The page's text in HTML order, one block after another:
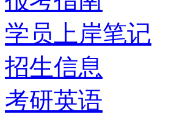
学员上岸笔记
招生信息
考研英语